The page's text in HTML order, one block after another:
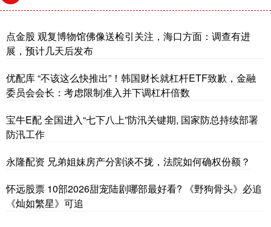
点金股 观复博物馆佛像送检引关注，海口方面：调查有进
展，预计几天后发布
优配库 “不该这么快推出”！韩国财长就杠杆ETF致歉，金融
委员会会长：考虑限制准入并下调杠杆倍数
宝牛E配 全国进入“七下八上”防汛关键期, 国家防总持续部署
防汛工作
永隆配资 兄弟姐妹房产分割谈不拢，法院如何确权份额？
怀远股票 10部2026甜宠陆剧哪部最好看? 《野狗骨头》必追
《灿如繁星》可追